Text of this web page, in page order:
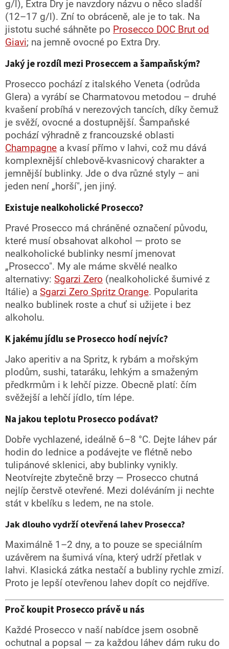
g/l), Extra Dry je navzdory názvu o něco sladší
(12–17 g/l). Zní to obráceně, ale je to tak. Na
jistotu suché sáhněte po Prosecco DOC Brut od
Giavi; na jemně ovocné po Extra Dry.
Jaký je rozdíl mezi Proseccem a šampaňským?
Prosecco pochází z italského Veneta (odrůda
Glera) a vyrábí se Charmatovou metodou – druhé
kvašení probíhá v nerezových tancích, díky čemuž
je svěží, ovocné a dostupnější. Šampaňské
pochází výhradně z francouzské oblasti
Champagne a kvasí přímo v lahvi, což mu dává
komplexnější chlebově-kvasnicový charakter a
jemnější bublinky. Jde o dva různé styly – ani
jeden není „horší", jen jiný.
Existuje nealkoholické Prosecco?
Pravé Prosecco má chráněné označení původu,
které musí obsahovat alkohol — proto se
nealkoholické bublinky nesmí jmenovat
„Prosecco". My ale máme skvělé nealko
alternativy: Sgarzi Zero (nealkoholické šumivé z
Itálie) a Sgarzi Zero Spritz Orange. Popularita
nealko bublinek roste a chuť si užijete i bez
alkoholu.
K jakému jídlu se Prosecco hodí nejvíc?
Jako aperitiv a na Spritz, k rybám a mořským
plodům, sushi, tataráku, lehkým a smaženým
předkrmům i k lehčí pizze. Obecně platí: čím
svěžejší a lehčí jídlo, tím lépe.
Na jakou teplotu Prosecco podávat?
Dobře vychlazené, ideálně 6–8 °C. Dejte láhev pár
hodin do lednice a podávejte ve flétně nebo
tulipánové sklenici, aby bublinky vynikly.
Neotvírejte zbytečně brzy — Prosecco chutná
nejlíp čerstvě otevřené. Mezi doléváním ji nechte
stát v kbelíku s ledem, ne na stole.
Jak dlouho vydrží otevřená lahev Prosecca?
Maximálně 1–2 dny, a to pouze se speciálním
uzávěrem na šumivá vína, který udrží přetlak v
lahvi. Klasická zátka nestačí a bubliny rychle zmizí.
Proto je lepší otevřenou lahev dopít co nejdříve.
Proč koupit Prosecco právě u nás
Každé Prosecco v naší nabídce jsem osobně
ochutnal a popsal — za každou láhev dám ruku do